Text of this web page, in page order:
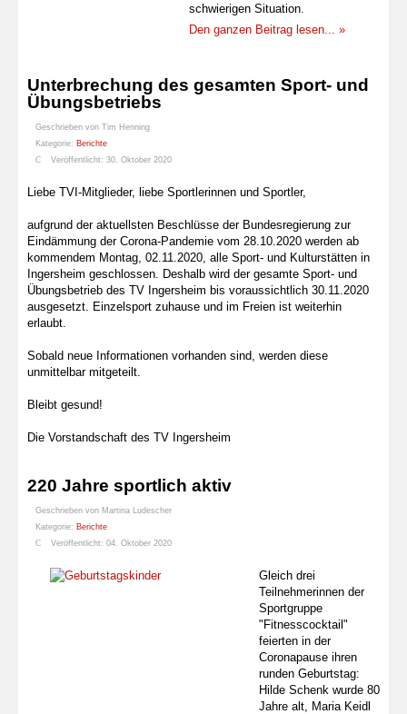
schwierigen Situation.
Den ganzen Beitrag lesen... »
Unterbrechung des gesamten Sport- und
Übungsbetriebs
Geschrieben von Tim Henning
Kategorie: Berichte
Veröffentlicht: 30. Oktober 2020
Liebe TVI-Mitglieder, liebe Sportlerinnen und Sportler,
aufgrund der aktuellsten Beschlüsse der Bundesregierung zur
Eindämmung der Corona-Pandemie vom 28.10.2020 werden ab
kommendem Montag, 02.11.2020, alle Sport- und Kulturstätten in
Ingersheim geschlossen. Deshalb wird der gesamte Sport- und
Übungsbetrieb des TV Ingersheim bis voraussichtlich 30.11.2020
ausgesetzt. Einzelsport zuhause und im Freien ist weiterhin
erlaubt.
Sobald neue Informationen vorhanden sind, werden diese
unmittelbar mitgeteilt.
Bleibt gesund!
Die Vorstandschaft des TV Ingersheim
220 Jahre sportlich aktiv
Geschrieben von Martina Ludescher
Kategorie: Berichte
Veröffentlicht: 04. Oktober 2020
Gleich drei
Teilnehmerinnen der
Sportgruppe
"Fitnesscocktail"
feierten in der
Coronapause ihren
runden Geburtstag:
Hilde Schenk wurde 80
Jahre alt, Maria Keidl